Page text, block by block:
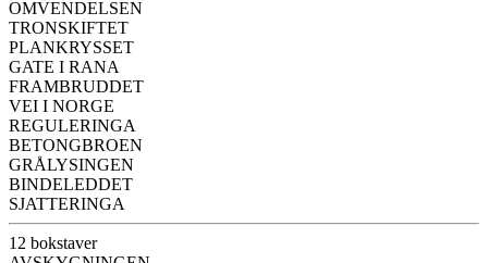
OMVENDELSEN
TRONSKIFTET
PLANKRYSSET
GATE I RANA
FRAMBRUDDET
VEI I NORGE
REGULERINGA
BETONGBROEN
GRÅLYSINGEN
BINDELEDDET
SJATTERINGA
12 bokstaver